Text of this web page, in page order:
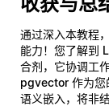
通过深入本教程
能力！您了解到
合剂，它协调工
pgvector 作为您
语义嵌入，将非